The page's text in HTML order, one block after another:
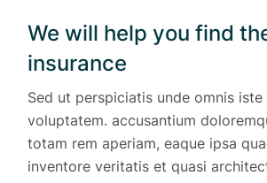
We will help you find
insurance
Sed ut perspiciatis unde omnis
voluptatem. accusantium
totam rem aperiam, eaque ipsa
inventore veritatis et quasi